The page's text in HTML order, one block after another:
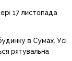
17 листопада
в Сумах. Усі
рятувальна